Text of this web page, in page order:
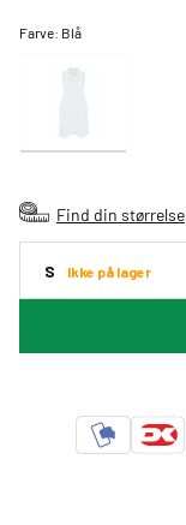
Farve: Blå
Find din størrelse
S Ikke på lager